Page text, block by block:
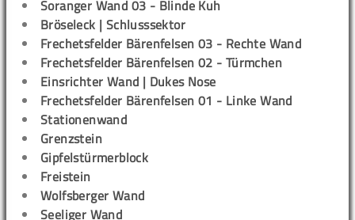
Soranger Wand 03 - Blinde Kuh
Bröseleck | Schlusssektor
Frechetsfelder Bärenfelsen 03 - Rechte Wand
Frechetsfelder Bärenfelsen 02 - Türmchen
Einsrichter Wand | Dukes Nose
Frechetsfelder Bärenfelsen 01 - Linke Wand
Stationenwand
Grenzstein
Gipfelstürmerblock
Freistein
Wolfsberger Wand
Seeliger Wand